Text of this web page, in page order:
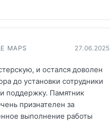
MAPS 27.06.2025
и остался доволен
до установки сотрудники
поддержку. Памятник
признателен за
выполнение работы